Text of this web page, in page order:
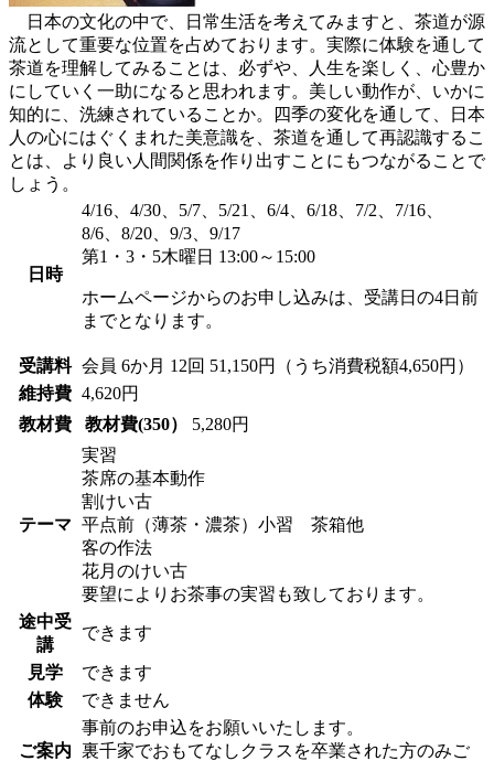
日本の文化の中で、日常生活を考えてみますと、茶道が源
流として重要な位置を占めております。実際に体験を通して
茶道を理解してみることは、必ずや、人生を楽しく、心豊か
にしていく一助になると思われます。美しい動作が、いかに
知的に、洗練されていることか。四季の変化を通して、日本
人の心にはぐくまれた美意識を、茶道を通して再認識するこ
とは、より良い人間関係を作り出すことにもつながることで
しょう。
日時
4/16、4/30、5/7、5/21、6/4、6/18、7/2、7/16、
8/6、8/20、9/3、9/17
第1・3・5木曜日 13:00～15:00
ホームページからのお申し込みは、受講日の4日前
までとなります。
受講料 会員 6か月 12回 51,150円（うち消費税額4,650円）
維持費 4,620円
教材費
教材費(350） 5,280円
テーマ
実習
茶席の基本動作
割けい古
平点前（薄茶・濃茶）小習 茶箱他
客の作法
花月のけい古
要望によりお茶事の実習も致しております。
途中受
講
できます
見学
できます
体験
できません
ご案内
事前のお申込をお願いいたします。
裏千家でおもてなしクラスを卒業された方のみご